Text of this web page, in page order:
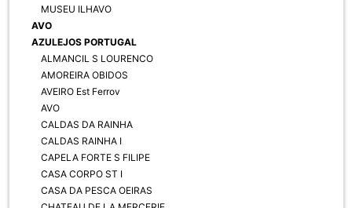
MUSEU ILHAVO
AVO
AZULEJOS PORTUGAL
ALMANCIL S LOURENCO
AMOREIRA OBIDOS
AVEIRO Est Ferrov
AVO
CALDAS DA RAINHA
CALDAS RAINHA I
CAPELA FORTE S FILIPE
CASA CORPO ST I
CASA DA PESCA OEIRAS